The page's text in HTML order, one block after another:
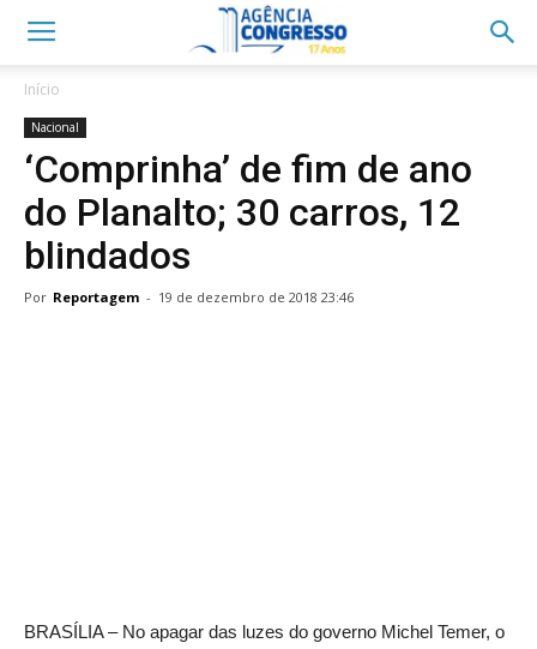
Início
Nacional
‘Comprinha’ de fim de ano
do Planalto; 30 carros, 12
blindados
Por Reportagem - 19 de dezembro de 2018 23:46
BRASÍLIA – No apagar das luzes do governo Michel Temer, o